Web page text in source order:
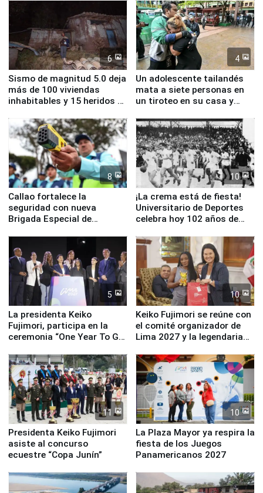
6
Sismo de magnitud 5.0 deja
más de 100 viviendas
inhabitables y 15 heridos en
4
Un adolescente tailandés
mata a siete personas en
un tiroteo en su casa y
8
Callao fortalece la
seguridad con nueva
Brigada Especial de
equipamiento para
Serenazgo
10
¡La crema está de fiesta!
Universitario de Deportes
celebra hoy 102 años de
5
La presidenta Keiko
Fujimori, participa en la
ceremonia “One Year To Go
10
Keiko Fujimori se reúne con
el comité organizador de
Lima 2027 y la legendaria
11
Presidenta Keiko Fujimori
asiste al concurso
ecuestre “Copa Junín”
10
La Plaza Mayor ya respira la
fiesta de los Juegos
Panamericanos 2027